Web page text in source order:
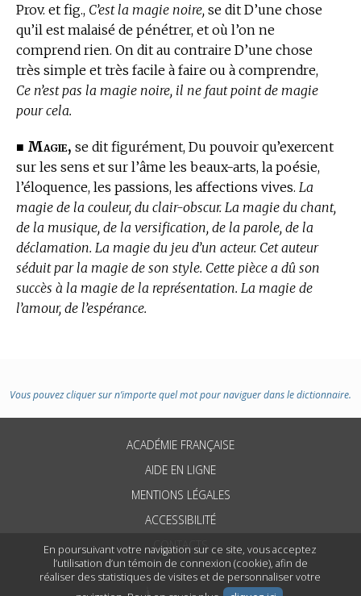
En poursuivant votre navigation sur ce site, vous acceptez
l’utilisation d’un témoin de connexion (cookie), afin de
réaliser des statistiques de visites et de personnaliser votre
Prov. et fig., C’est la magie noire, se dit D’une chose
qu’il est malaisé de pénétrer, et où l’on ne
comprend rien. On dit au contraire D’une chose
très simple et très facile à faire ou à comprendre,
Ce n’est pas la magie noire, il ne faut point de magie
pour cela.
■ Magie, se dit figurément, Du pouvoir qu’exercent
sur les sens et sur l’âme les beaux-arts, la poésie,
l’éloquence, les passions, les affections vives. La
magie de la couleur, du clair-obscur. La magie du chant,
de la musique, de la versification, de la parole, de la
déclamation. La magie du jeu d’un acteur. Cet auteur
séduit par la magie de son style. Cette pièce a dû son
succès à la magie de la représentation. La magie de
l’amour, de l’espérance.
Vous pouvez cliquer sur n’importe quel mot pour naviguer dans le dictionnaire.
ACADÉMIE FRANÇAISE
AIDE EN LIGNE
MENTIONS LÉGALES
ACCESSIBILITÉ
CONTACTS